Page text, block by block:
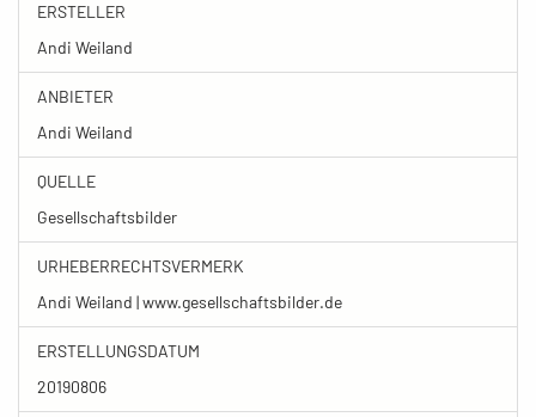
ERSTELLER
Andi Weiland
ANBIETER
Andi Weiland
QUELLE
Gesellschaftsbilder
URHEBERRECHTSVERMERK
Andi Weiland | www.gesellschaftsbilder.de
ERSTELLUNGSDATUM
20190806